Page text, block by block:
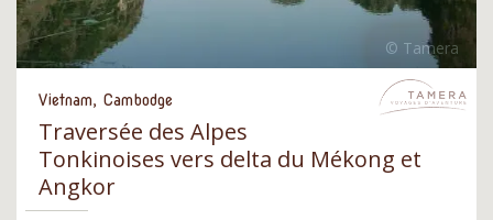
Vietnam, Cambodge
Traversée des Alpes
Tonkinoises vers delta du Mékong et
Angkor